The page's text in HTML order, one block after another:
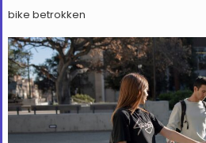
bike betrokken